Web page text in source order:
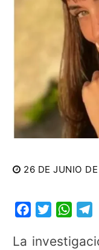
26 DE JUNIO
FacebookTwitter
La